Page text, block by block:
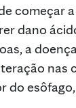
começar
dano
a
nas
do